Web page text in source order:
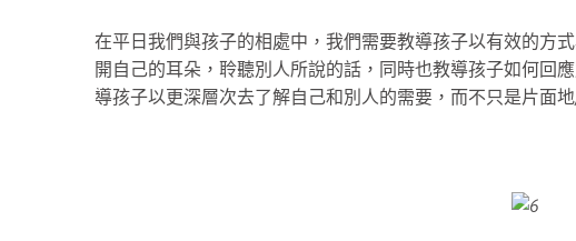
在平日我們與孩子的相處中，我們需要教導孩子以有效的方
開自己的耳朵，聆聽別人所說的話，同時也教導孩子如何回
導孩子以更深層次去了解自己和別人的需要，而不只是片面